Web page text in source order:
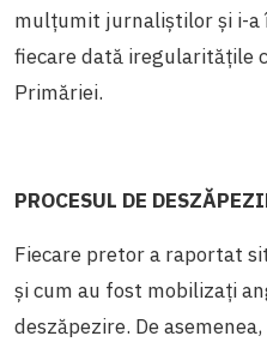
mulțumit jurnaliștilorși i-a
fiecare dată iregularitățile
Primăriei.
PROCESUL DE
Fiecare pretor a raportat
și cum au fost mobilizați
deszăpezire. De